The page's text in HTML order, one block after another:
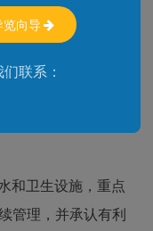
和卫生设施，重点
管理，并承认有利
览向导
联系：